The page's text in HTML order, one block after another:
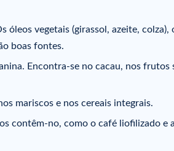
óleos vegetais (girassol, azeite, colza),
boas fontes.
Encontra-se no cacau, nos frutos
mariscos e nos cereais integrais.
contêm-no, como o café liofilizado e